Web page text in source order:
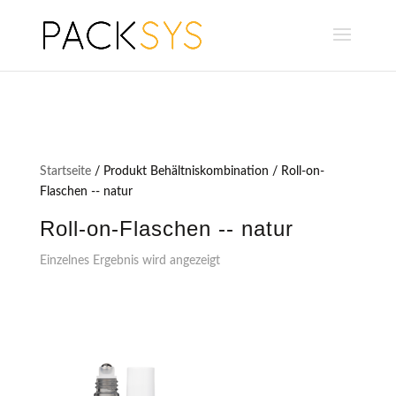
Startseite/ Produkt Behältniskombination / Roll-on-
Flaschen -- natur
Roll-on-Flaschen -- natur
Einzelnes Ergebnis wird angezeigt